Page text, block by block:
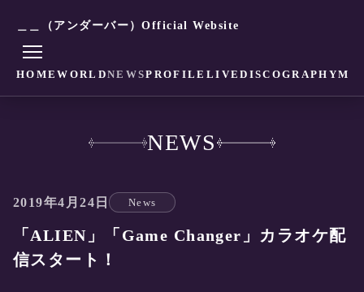
＿＿（アンダーバー）Official Website
HOMEWORLDNEWSPROFILE LIVEDISCOGRAPHY
NEWS
2019年4月24日 News
「ALIEN」「Game Changer」カラオケ配
信スタート！